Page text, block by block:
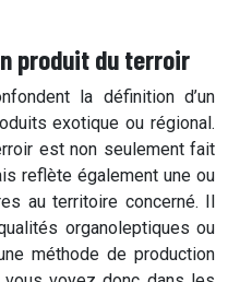
produit du terroir
la définition d’un
exotique ou régional.
est non seulement fait
reflète également une ou
au territoire concerné. Il
organoleptiques ou
méthode de production